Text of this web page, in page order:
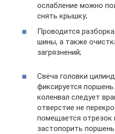
ослабление можно
снять крышку;
Проводится
шины, а также
загрязнений;
Свеча головки
фиксируется
коленвал следует
отверстие не
помещается отрезок
застопорить